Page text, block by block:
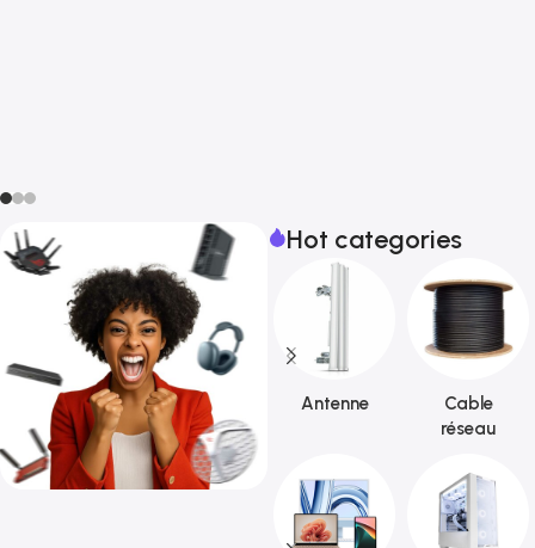
Hot categories
Antenne
Cable
réseau